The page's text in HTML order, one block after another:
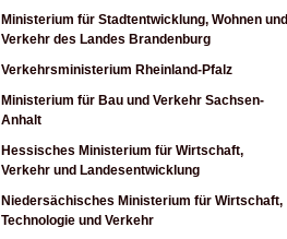
Ministerium für Stadtentwicklung, Wohnen und
Verkehr des Landes Brandenburg
Verkehrsministerium Rheinland-Pfalz
Ministerium für Bau und Verkehr Sachsen-
Anhalt
Hessisches Ministerium für Wirtschaft,
Verkehr und Landesentwicklung
Niedersächisches Ministerium für Wirtschaft,
Technologie und Verkehr